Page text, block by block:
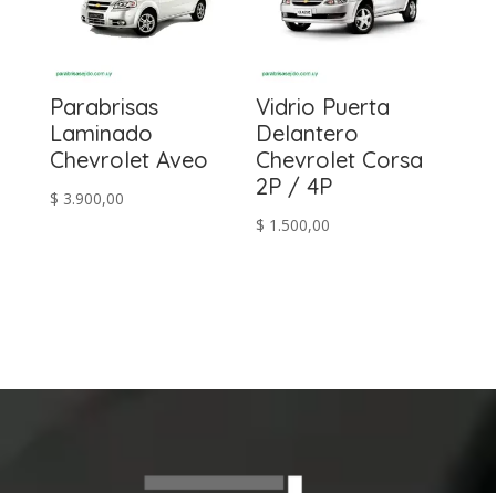
Parabrisas
Laminado
Chevrolet Aveo
$ 3.900,00
Vidrio Puerta
Delantero
Chevrolet Corsa
2P / 4P
$ 1.500,00